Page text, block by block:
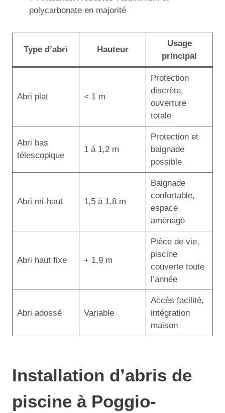
polycarbonate en majorité
Type d’abri Hauteur
Usage
principal
Abri plat < 1 m
Protection
discrète,
ouverture
totale
Abri bas
télescopique
1 à 1,2 m
Protection et
baignade
possible
Abri mi-haut 1,5 à 1,8 m
Baignade
confortable,
espace
aménagé
Abri haut fixe + 1,9 m
Pièce de vie,
piscine
couverte toute
l’année
Abri adossé Variable
Accès facilité,
intégration
maison
Installation d’abris de
piscine à Poggio-